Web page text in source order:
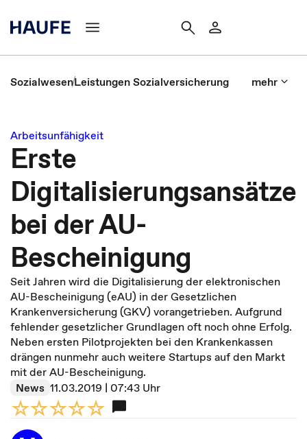
SozialwesenLeistungen Sozialversicherung mehr
Arbeitsunfähigkeit
Erste
Digitalisierungsansätze
bei der AU-
Bescheinigung
Seit Jahren wird die Digitalisierung der elektronischen
AU-Bescheinigung (eAU) in der Gesetzlichen
Krankenversicherung (GKV) vorangetrieben. Aufgrund
fehlender gesetzlicher Grundlagen oft noch ohne Erfolg.
Neben ersten Pilotprojekten bei den Krankenkassen
drängen nunmehr auch weitere Startups auf den Markt
mit der AU-Bescheinigung.
News 11.03.2019 | 07:43 Uhr